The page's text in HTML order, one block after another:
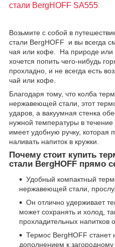
стали BergHOFF SA555
Возьмите с собой в
стали BergHOFF
и вы всегда
чая или кофе. На природе или
хочется попить чего-нибудь
прохладно, и не всегда есть
чай или кофе.
Благодаря тому, что колба
нержавеющей стали, этот
ударов, а вакуумная стенка
нужной температуры в
имеет удобную ручку,
наливать напиток в кружки.
Почему стоит купить
стали BergHOFF прямо
Удобный компактный
нержавеющей стали,
Он отлично удерживает
может сохранять и холод,
прохладительных напитков
Термос BergHOFF
дополнением к